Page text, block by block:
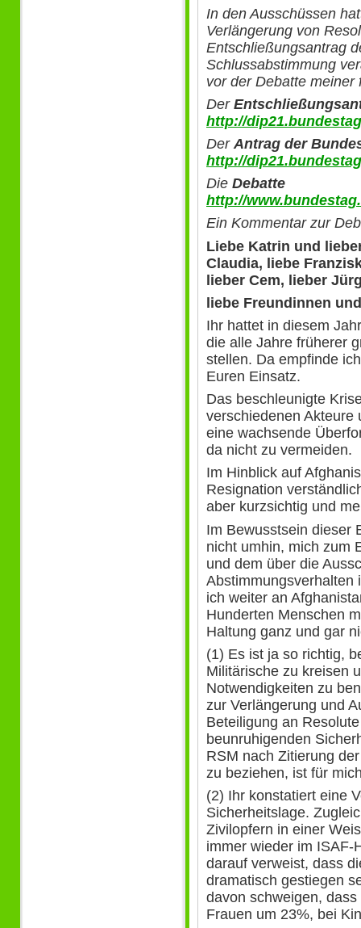
In den Ausschüssen
Verlängerung von
Entschließungsantrag
Schlussabstimmung
vor der Debatte
Der
http://
DerAntrag der
http://
Die Debatte
http://
Ein Kommentar zur
Liebe Katrin und
Claudia, liebe
lieber Cem, lieber
liebe Freundinnen
Ihr hattet in diesem
die alle Jahre früherer
stellen. Da empfinde
Euren Einsatz.
Das beschleunigte
verschiedenen Akteure
eine wachsende
da nicht zu vermeiden.
Im Hinblick auf
Resignation
aber kurzsichtig und
Im Bewusstsein dieser
nicht umhin, mich zum
und dem über die
Abstimmungsverhalten
ich weiter an
Hunderten Menschen
Haltung ganz und gar
(1) Es ist ja so richtig,
Militärische zu kreisen
Notwendigkeiten zu
zur Verlängerung und
Beteiligung an
beunruhigenden
RSM nach Zitierung
zu beziehen, ist für
(2) Ihr konstatiert eine
Sicherheitslage.
Zivilopfern in einer
immer wieder im ISAF-
darauf verweist, dass
dramatisch gestiegen
davon schweigen,
Frauen um 23%, bei